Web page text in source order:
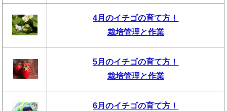
4月のイチゴの育て方！
栽培管理と作業
5月のイチゴの育て方！
栽培管理と作業
6月のイチゴの育て方！